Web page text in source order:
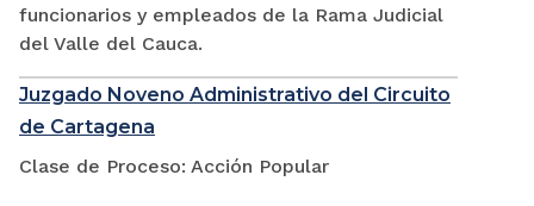
funcionarios y empleados de la Rama Judicial
del Valle del Cauca.
Juzgado Noveno Administrativo del Circuito
de Cartagena
Clase de Proceso: Acción Popular